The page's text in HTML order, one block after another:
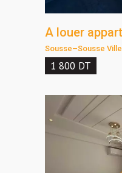
Sousse–Sousse Ville
1 800 DT